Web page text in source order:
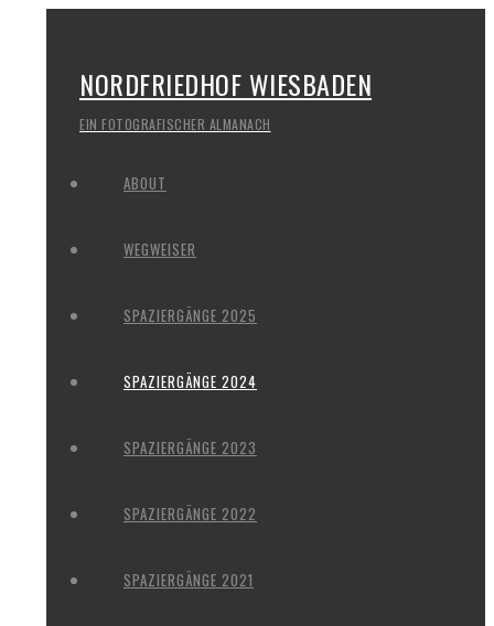
NORDFRIEDHOF WIESBADEN
EIN FOTOGRAFISCHER ALMANACH
ABOUT
WEGWEISER
SPAZIERGÄNGE 2025
SPAZIERGÄNGE 2024
SPAZIERGÄNGE 2023
SPAZIERGÄNGE 2022
SPAZIERGÄNGE 2021